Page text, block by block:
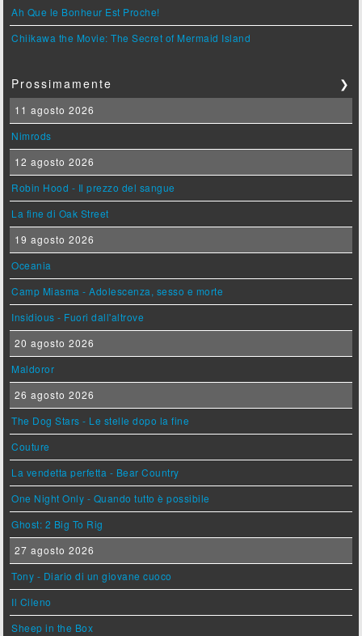
Ah Que le Bonheur Est Proche!
Chiikawa the Movie: The Secret of Mermaid Island
Prossimamente ❯
11 agosto 2026
Nimrods
12 agosto 2026
Robin Hood - Il prezzo del sangue
La fine di Oak Street
19 agosto 2026
Oceania
Camp Miasma - Adolescenza, sesso e morte
Insidious - Fuori dall'altrove
20 agosto 2026
Maldoror
26 agosto 2026
The Dog Stars - Le stelle dopo la fine
Couture
La vendetta perfetta - Bear Country
One Night Only - Quando tutto è possibile
Ghost: 2 Big To Rig
27 agosto 2026
Tony - Diario di un giovane cuoco
Il Cileno
Sheep in the Box